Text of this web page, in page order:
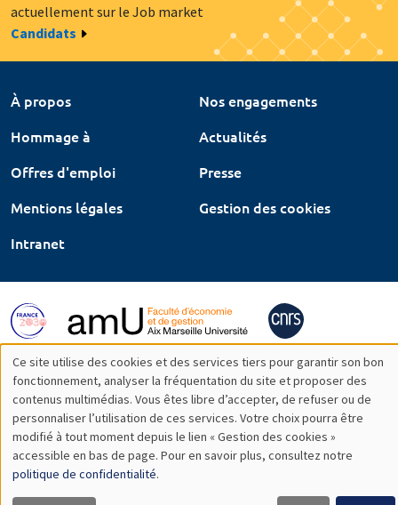
actuellement sur le Job market
Candidats
À propos
Nos engagements
Hommage à
Actualités
Offres d'emploi
Presse
Mentions légales
Gestion des cookies
Intranet
Utilisation
des
données
personnelles
Ce site utilise des cookies et des services tiers pour garantir son bon
fonctionnement, analyser la fréquentation du site et proposer des
contenus multimédias. Vous êtes libre d’accepter, de refuser ou de
personnaliser l’utilisation de ces services. Votre choix pourra être
modifié à tout moment depuis le lien « Gestion des cookies »
accessible en bas de page. Pour en savoir plus, consultez notre
politique de confidentialité.